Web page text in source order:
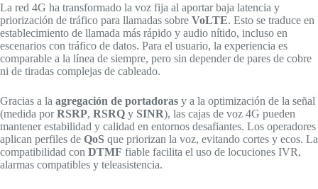
La red 4G ha transformado la voz fija al aportar baja latencia y
priorización de tráfico para llamadas sobre VoLTE. Esto se traduce en
establecimiento de llamada más rápido y audio nítido, incluso en
escenarios con tráfico de datos. Para el usuario, la experiencia es
comparable a la línea de siempre, pero sin depender de pares de cobre
ni de tiradas complejas de cableado.
Gracias a la agregación de portadoras y a la optimización de la señal
(medida porRSRP, RSRQ y SINR), las cajas de voz 4G pueden
mantener estabilidad y calidad en entornos desafiantes. Los operadores
aplican perfiles de QoS que priorizan la voz, evitando cortes y ecos. La
compatibilidad con DTMF fiable facilita el uso de locuciones IVR,
alarmas compatibles y teleasistencia.